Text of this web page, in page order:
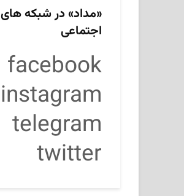
«مداد» در شبکه های
اجتماعی
facebook
instagram
telegram
twitter